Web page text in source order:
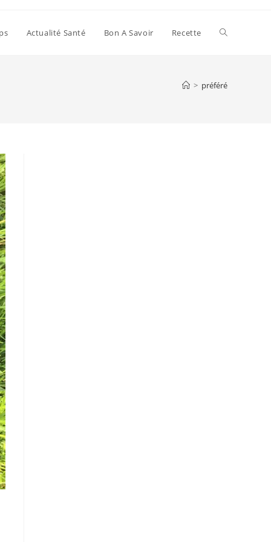
Actualité Santé Bon A Savoir Recette Toggle
> préféré